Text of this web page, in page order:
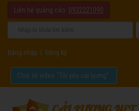
Liên hệ quảng cáo: 0932221090
Đăng nhập Đăng ký
Chia sẻ video "Tôi yêu cải lương".